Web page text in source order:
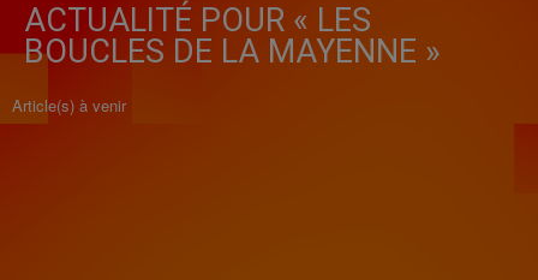
ACTUALITÉ POUR « LES
BOUCLES DE LA MAYENNE »
Article(s) à venir